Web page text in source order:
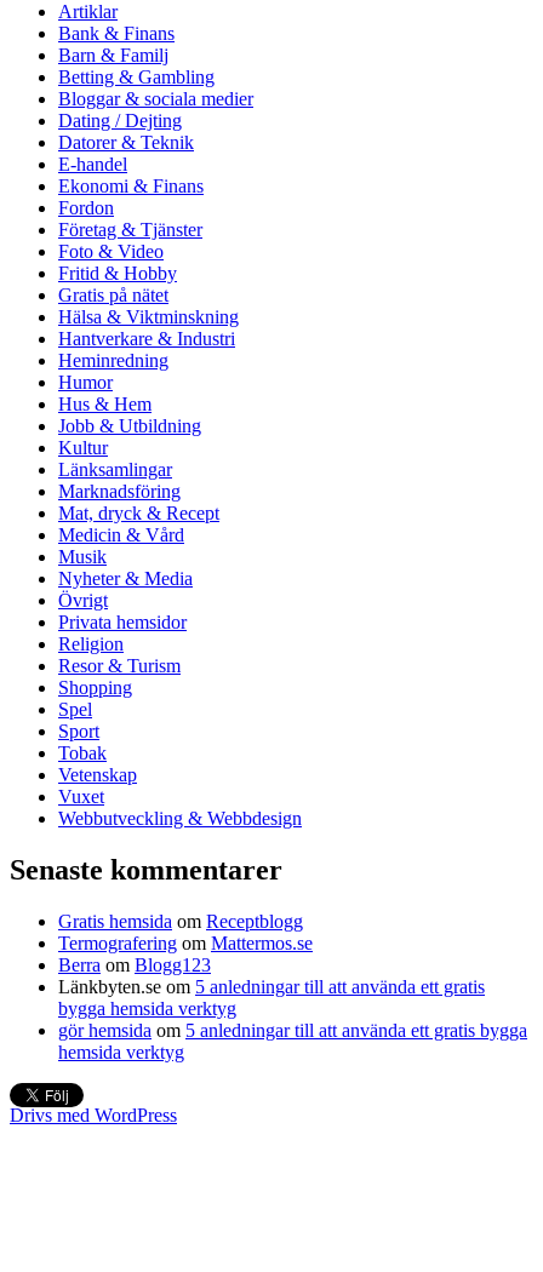
Artiklar
Bank & Finans
Barn & Familj
Betting & Gambling
Bloggar & sociala medier
Dating / Dejting
Datorer & Teknik
E-handel
Ekonomi & Finans
Fordon
Företag & Tjänster
Foto & Video
Fritid & Hobby
Gratis på nätet
Hälsa & Viktminskning
Hantverkare & Industri
Heminredning
Humor
Hus & Hem
Jobb & Utbildning
Kultur
Länksamlingar
Marknadsföring
Mat, dryck & Recept
Medicin & Vård
Musik
Nyheter & Media
Övrigt
Privata hemsidor
Religion
Resor & Turism
Shopping
Spel
Sport
Tobak
Vetenskap
Vuxet
Webbutveckling & Webbdesign
Senaste kommentarer
Gratis hemsida om Receptblogg
Termografering om Mattermos.se
Berra om Blogg123
Länkbyten.se om 5 anledningar till att använda ett gratis
bygga hemsida verktyg
gör hemsida om 5 anledningar till att använda ett gratis bygga
hemsida verktyg
Drivs med WordPress